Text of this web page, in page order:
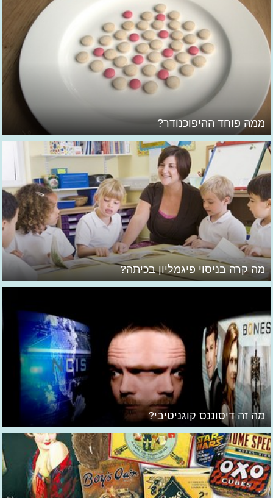
ממה פוחד ההיפוכנודר?
מה קרה בניסוי פיגמליון בכיתה?
מה זה דיסוננס קוגניטיבי?